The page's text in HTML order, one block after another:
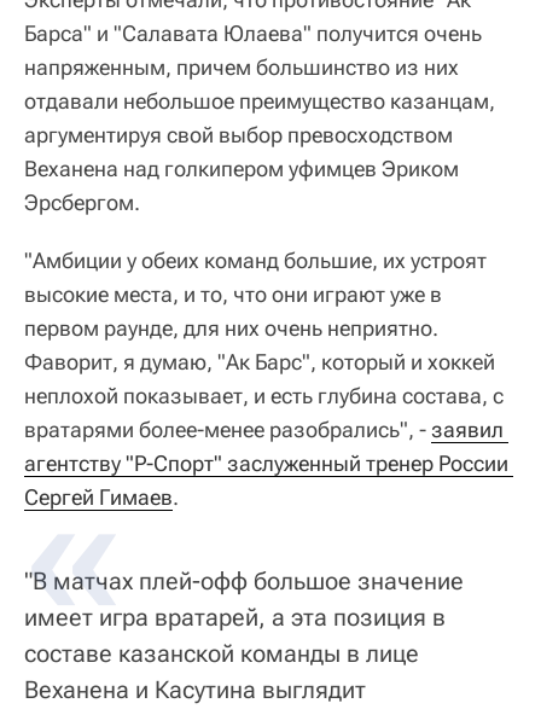
Барса" и "Салавата Юлаева" получится очень
напряженным, причем большинство из них
отдавали небольшое преимущество казанцам,
аргументируя свой выбор превосходством
Веханена над голкипером уфимцев Эриком
Эрсбергом.
"Амбиции у обеих команд большие, их устроят
высокие места, и то, что они играют уже в
первом раунде, для них очень неприятно.
Фаворит, я думаю, "Ак Барс", который и хоккей
неплохой показывает, и есть глубина состава, с
вратарями более-менее разобрались", -заявил
агентству "Р-Спорт" заслуженный тренер России
Сергей Гимаев.
"В матчах плей-офф большое значение
имеет игра вратарей, а эта позиция в
составе казанской команды в лице
Веханена и Касутина выглядит